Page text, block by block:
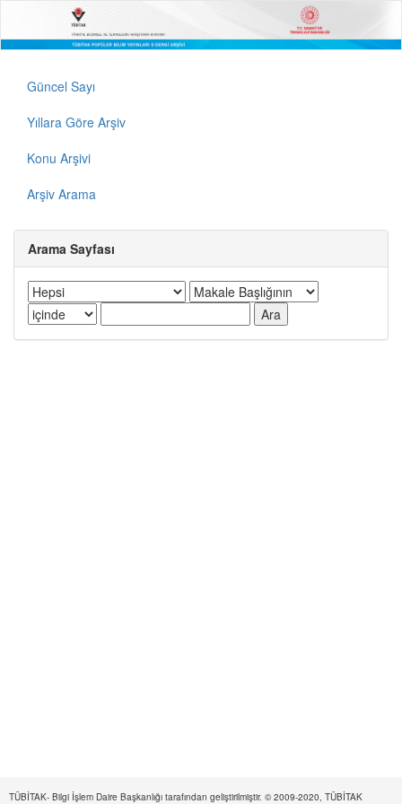
Güncel Sayı
Yıllara Göre Arşiv
Konu Arşivi
Arşiv Arama
Arama Sayfası
TÜBİTAK- Bilgi İşlem Daire Başkanlığı tarafından geliştirilmiştir. © 2009-2020, TÜBİTAK